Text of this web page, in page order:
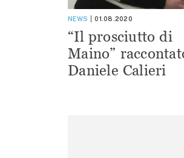
NEWS 01.08.2020
“Il prosciutto di
Maino”
Daniele Calieri